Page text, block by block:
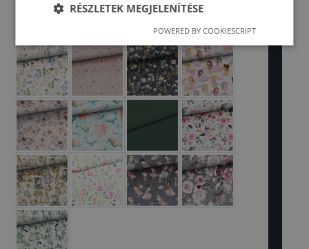
RÉSZLETEK MEGJELENÍTÉSE
POWERED BY COOKIESCRIPT